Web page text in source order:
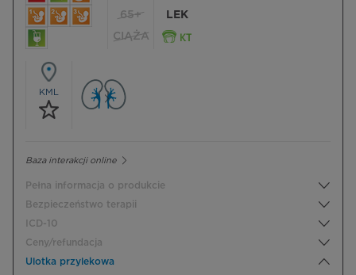
65+
CIĄŻA
LEK
KML
Baza interakcji online
Pełna informacja o produkcie
Bezpieczeństwo terapii
ICD-10
Ceny/refundacja
Ulotka przylekowa